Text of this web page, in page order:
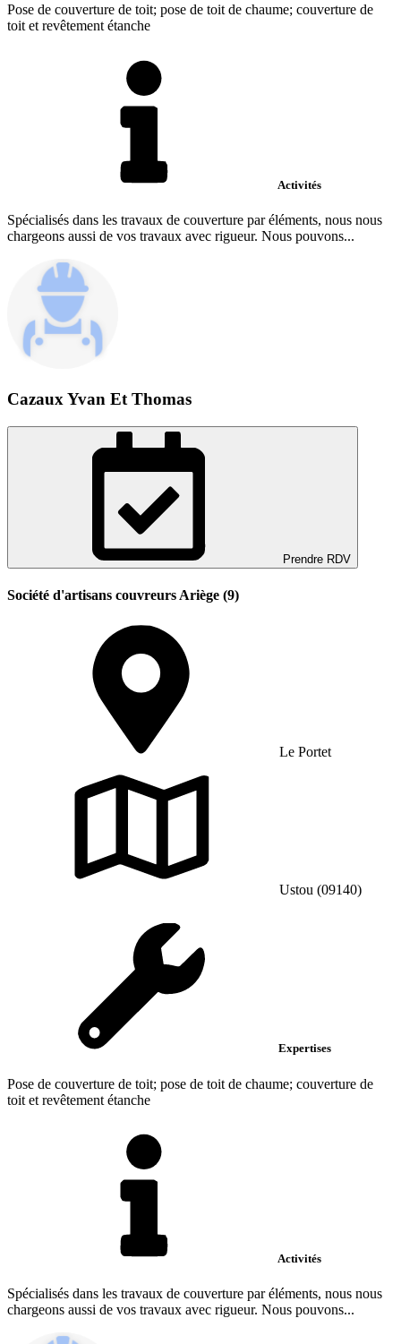
Pose de couverture de toit; pose de toit de chaume; couverture de
toit et revêtement étanche
Activités
Spécialisés dans les travaux de couverture par éléments, nous nous
chargeons aussi de vos travaux avec rigueur. Nous pouvons...
Cazaux Yvan Et Thomas
Prendre RDV
Société d'artisans couvreurs Ariège (9)
Le Portet
Ustou (09140)
Expertises
Pose de couverture de toit; pose de toit de chaume; couverture de
toit et revêtement étanche
Activités
Spécialisés dans les travaux de couverture par éléments, nous nous
chargeons aussi de vos travaux avec rigueur. Nous pouvons...